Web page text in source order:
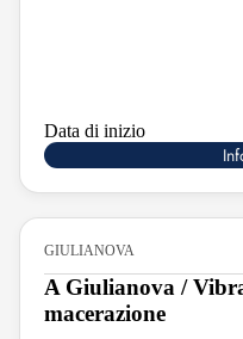
Data di inizio
GIULIANOVA
A Giulianova /
macerazione